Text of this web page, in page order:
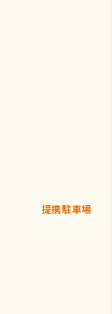
提携駐車場